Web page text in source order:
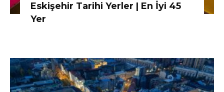
Eskişehir Tarihi Yerler | En İyi 45
Yer